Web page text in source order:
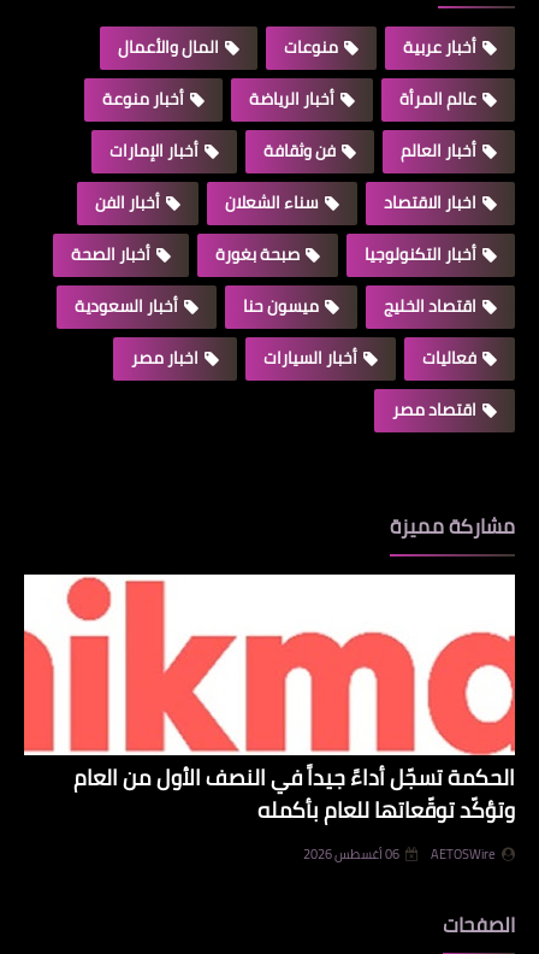
أخبار عربية منوعات
المال والأعمال
عالم المرأة
أخبار الرياضة
أخبار منوعة
أخبار العالم
فن وثقافة
أخبار الإمارات
اخبار الاقتصاد
سناء الشعلان
أخبار الفن
أخبار التكنولوجيا
صبحة بغورة
أخبار الصحة
اقتصاد الخليج
ميسون حنا
أخبار السعودية
فعاليات
أخبار السيارات
اخبار مصر
اقتصاد مصر
مشاركة مميزة
الحكمة تسجّل أداءً جيداً في النصف الأول من العام
وتؤكّد توقّعاتها للعام بأكمله
AETOSWire 06 أغسطس 2026
الصفحات